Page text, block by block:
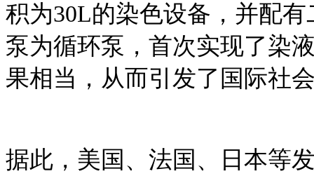
积为30L的染色设备，并配
泵为循环泵，首次实现了染
果相当，从而引发了国际社
据此，美国、法国、日本等